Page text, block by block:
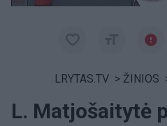
LRYTAS.TV > ŽINIOS
L. Matjošaitytė